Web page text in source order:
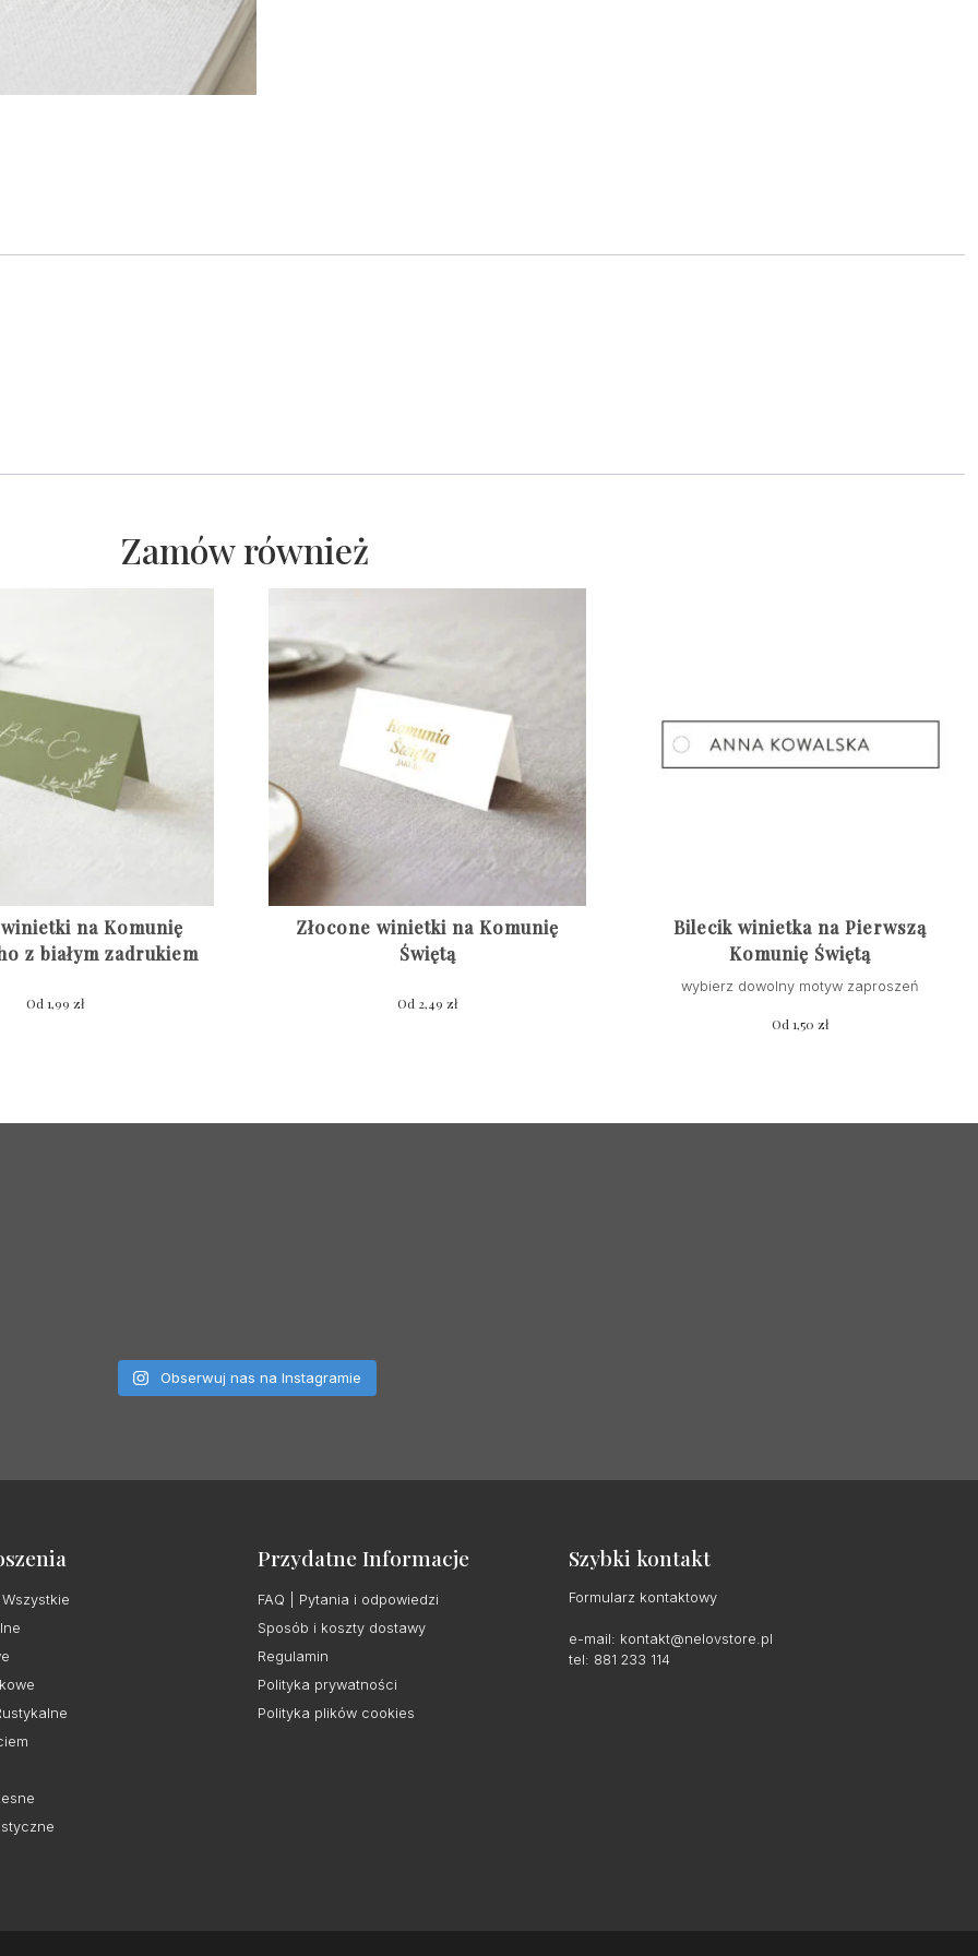
Zamów również
na Komunię
z białym zadrukiem
Od1,99zł
Złocone winietki na Komunię
Świętą
Od 2,49zł
Bilecik winietka na Pierwszą
Komunię Świętą
wybierz dowolny motyw zaproszeń
Od1,50zł
Obserwuj nas na Instagramie
Przydatne Informacje
FAQ | Pytania i odpowiedzi
Sposób i koszty dostawy
Regulamin
Polityka prywatności
Polityka plików cookies
Szybki kontakt
Formularz kontaktowy
e-mail: kontakt@nelovstore.pl
tel: 881 233 114